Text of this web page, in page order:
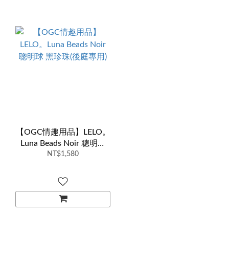
【OGC情趣用品】LELO。
Luna Beads Noir 聰明球
黑珍珠(後庭專用)
NT$1,580